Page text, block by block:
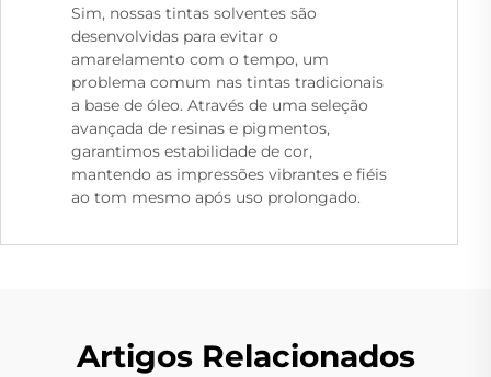
Sim, nossas tintas solventes são
desenvolvidas para evitar o
amarelamento com o tempo, um
problema comum nas tintas tradicionais
a base de óleo. Através de uma seleção
avançada de resinas e pigmentos,
garantimos estabilidade de cor,
mantendo as impressões vibrantes e fiéis
ao tom mesmo após uso prolongado.
Artigos Relacionados